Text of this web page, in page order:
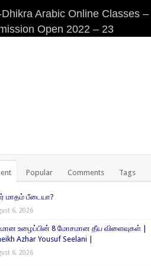
Arabic Online Classes –
Open 2022 – 23
Arabic Online Classes –
DHIKRA ARABIC COLLEGE
Masjid (Kuwait Masjid), Malaz,
Popular Comments Tags
மாதம் பீடையா?
6, 2026
உழைப்பின் 8 மோசமான தீய விளைவுகள் |
Azhar Yousuf Seelani |
6, 2026